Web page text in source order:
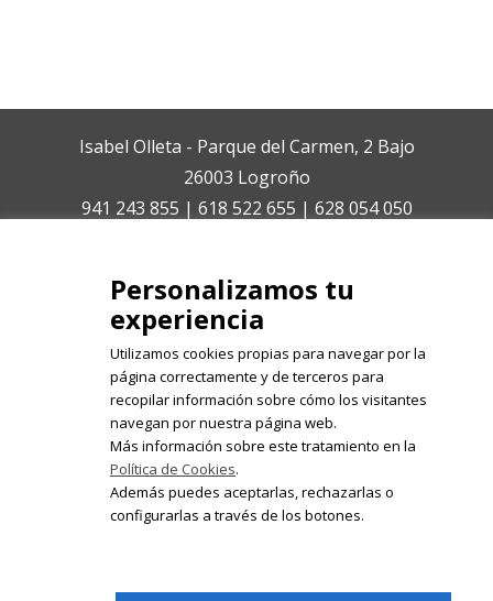
Isabel Olleta - Parque del Carmen, 2 Bajo
26003 Logroño
941 243 855 | 618 522 655 | 628 054 050
Registrate en nuestro boletín de
noticias
Personalizamos tu
experiencia
Utilizamos cookies propias para navegar por la
página correctamente y de terceros para
recopilar información sobre cómo los visitantes
navegan por nuestra página web.
Más información sobre este tratamiento en la
Política de Cookies.
Además puedes aceptarlas, rechazarlas o
configurarlas a través de los botones.